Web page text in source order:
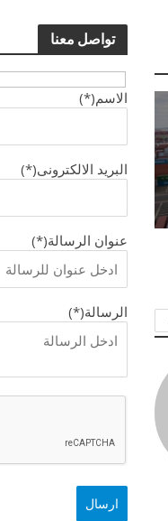
تواصل معنا
الاسم(*)
البريد الالكترونى(*)
عنوان الرسالة(*)
الرسالة(*)